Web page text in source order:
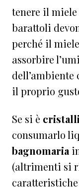
tenere il
barattoli
perché il
assorbire
il proprio
Se si è
consumarlo
bagnomaria
(altrimenti si